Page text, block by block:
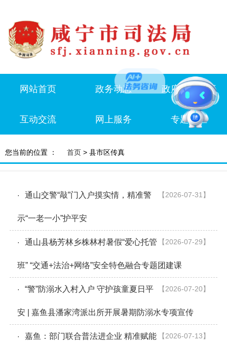
网站首页 政务动态 政府信息公开
互动交流 网上服务 专题专栏
您当前的位置 ： 首页 > 县市区传真
【2026-07-31】
· 通山交警“敲”门入户摸实情，精准警
示“一老一小”护平安
【2026-07-29】
· 通山县杨芳林乡株林村暑假“爱心托管
班” “交通+法治+网络”安全特色融合专题团建课
【2026-07-20】
· “警”防溺水入村入户 守护孩童夏日平
安 | 嘉鱼县潘家湾派出所开展暑期防溺水专项宣传
【2026-07-13】
· 嘉鱼：部门联合普法进企业 精准赋能